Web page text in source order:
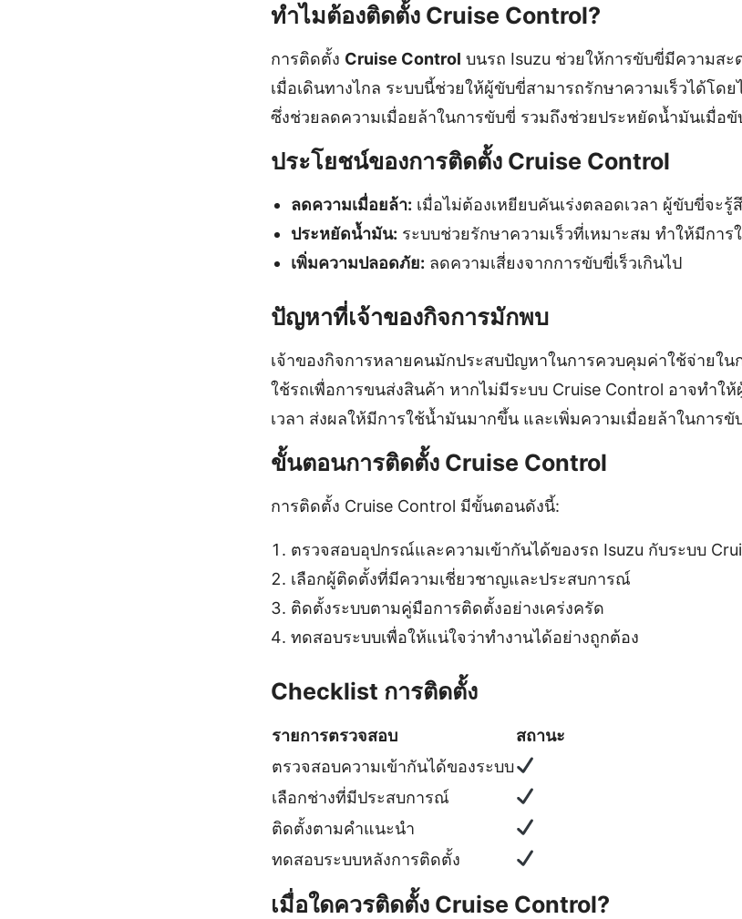
ทำไมต้องติดตั้ง Cruise Control?
การติดตั้ง Cruise Control บนรถ Isuzu ช่วยให้การขับขี่มีความสะ
เมื่อเดินทางไกล ระบบนี้ช่วยให้ผู้ขับขี่สามารถรักษาความเร็วได้โดย
ซึ่งช่วยลดความเมื่อยล้าในการขับขี่ รวมถึงช่วยประหยัดน้ำมันเมื่อขั
ประโยชน์ของการติดตั้ง Cruise Control
ลดความเมื่อยล้า: เมื่อไม่ต้องเหยียบคันเร่งตลอดเวลา ผู้ขับขี่จะ
ประหยัดน้ำมัน: ระบบช่วยรักษาความเร็วที่เหมาะสม ทำให้มีกา
เพิ่มความปลอดภัย: ลดความเสี่ยงจากการขับขี่เร็วเกินไป
ปัญหาที่เจ้าของกิจการมักพบ
เจ้าของกิจการหลายคนมักประสบปัญหาในการควบคุมค่าใช้จ่ายใน
ใช้รถเพื่อการขนส่งสินค้า หากไม่มีระบบ Cruise Control อาจทำใ
เวลา ส่งผลให้มีการใช้น้ำมันมากขึ้น และเพิ่มความเมื่อยล้าในการขั
ขั้นตอนการติดตั้ง Cruise Control
การติดตั้ง Cruise Control มีขั้นตอนดังนี้:
ตรวจสอบอุปกรณ์และความเข้ากันได้ของรถ Isuzu กับระบบ
เลือกผู้ติดตั้งที่มีความเชี่ยวชาญและประสบการณ์
ติดตั้งระบบตามคู่มือการติดตั้งอย่างเคร่งครัด
ทดสอบระบบเพื่อให้แน่ใจว่าทำงานได้อย่างถูกต้อง
Checklist การติดตั้ง
รายการตรวจสอบ
สถานะ
ตรวจสอบความเข้ากันได้ของระบบ
เลือกช่างที่มีประสบการณ์
ติดตั้งตามคำแนะนำ
ทดสอบระบบหลังการติดตั้ง
เมื่อใดควรติดตั้ง Cruise Control?